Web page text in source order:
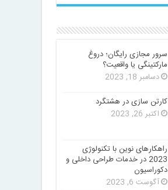
سرور مجازی رایگان؛ دروغ
مارکتینگی یا واقعیت؟
دسامبر 18, 2023
کارتن سازی در هشتگرد
اکتبر 26, 2023
راهکارهای نوین با تکنولوژی
2023 در خدمات طراحی داخلی و
دکوراسیون
آگوست 6, 2023